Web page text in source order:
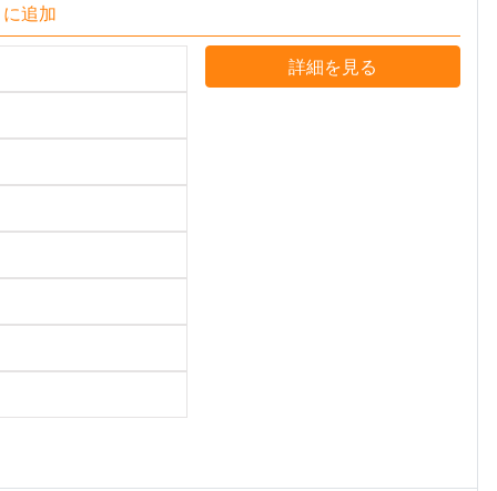
追加
詳細を見る